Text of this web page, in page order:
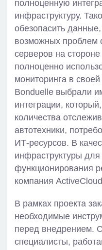
полноценную
инфраструктуру.
обезопасить данные,
возможных проблем
серверов на
полноценно
мониторинга в
Bonduelle выбрали
интеграции,
количества
автотехники,
ИТ-ресурсов. В
инфраструктуры
функционирования
компания
В рамках проекта
необходимые
перед внедрением.
специалисты,